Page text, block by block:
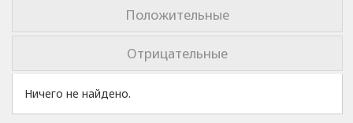
Положительные
Отрицательные
Ничего не найдено.